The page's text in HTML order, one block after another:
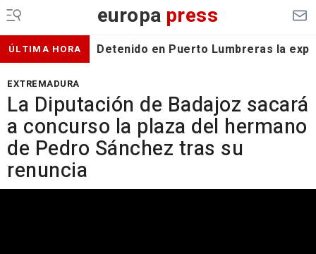
europa press
ÚLTIMA HORA Detenido en Puerto Lumbreras la
EXTREMADURA
La Diputación de Badajoz sacará
a concurso la plaza del hermano
de Pedro Sánchez tras su
renuncia